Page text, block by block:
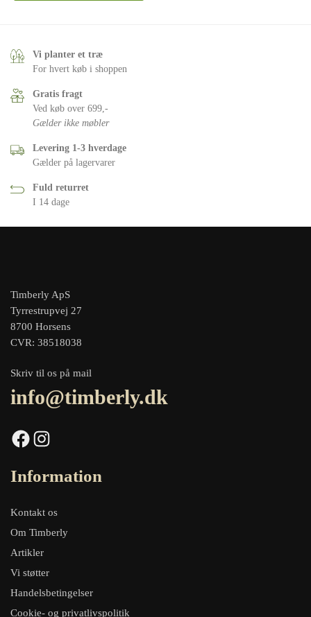
Vi planter et træ
For hvert køb i shoppen
Gratis fragt
Ved køb over 699,-
Gælder ikke møbler
Levering 1-3 hverdage
Gælder på lagervarer
Fuld returret
I 14 dage
Timberly ApS
Tyrrestrupvej 27
8700 Horsens
CVR: 38518038
Skriv til os på mail
info@timberly.dk
Facebook Instagram
Information
Kontakt os
Om Timberly
Artikler
Vi støtter
Handelsbetingelser
Cookie- og privatlivspolitik